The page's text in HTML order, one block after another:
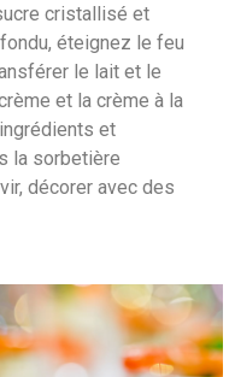
cristallisé et
éteignez le feu
le lait et le
et la crème à la
et
la sorbetière
décorer avec des